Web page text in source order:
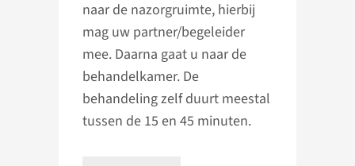
naar de nazorgruimte, hierbij
mag uw partner/begeleider
mee. Daarna gaat u naar de
behandelkamer. De
behandeling zelf duurt meestal
tussen de 15 en 45 minuten.